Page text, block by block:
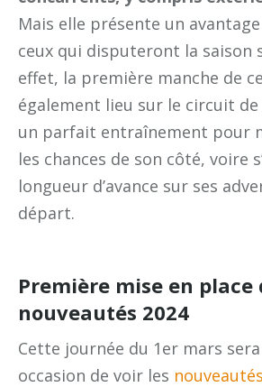
Mais elle présente un
ceux qui disputeront la saison
effet, la première manche de
également lieu sur le circuit de
un parfait entraînement pour
les chances de son côté, voire
longueur d’avance sur ses
départ.
Première mise en place
nouveautés 2024
Cette journée du 1er mars
occasion de voir les